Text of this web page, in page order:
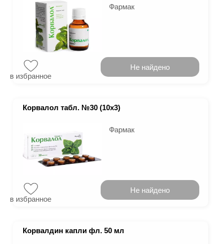
Фармак
в избранное
Не найдено
Корвалол табл. №30 (10х3)
Фармак
в избранное
Не найдено
Корвалдин капли фл. 50 мл